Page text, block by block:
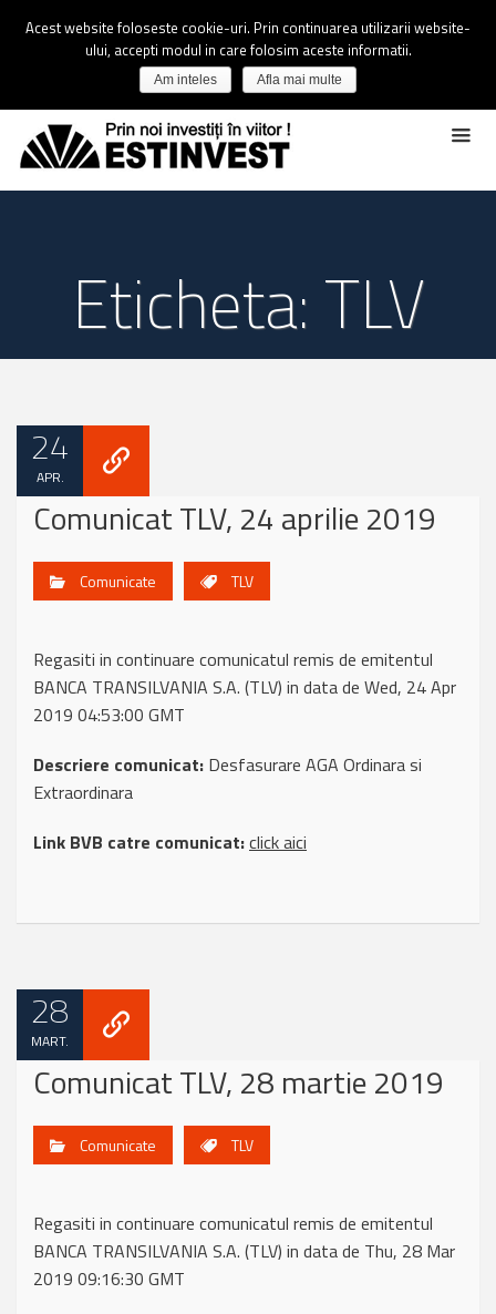
Eticheta: TLV
24
APR.
Comunicat TLV, 24 aprilie 2019
Comunicate TLV
Regasiti in continuare comunicatul remis de emitentul
BANCA TRANSILVANIA S.A. (TLV) in data de Wed, 24 Apr
2019 04:53:00 GMT
Descriere comunicat: Desfasurare AGA Ordinara si
Extraordinara
Link BVB catre comunicat:click aici
28
MART.
Comunicat TLV, 28 martie 2019
Comunicate TLV
Regasiti in continuare comunicatul remis de emitentul
BANCA TRANSILVANIA S.A. (TLV) in data de Thu, 28 Mar
2019 09:16:30 GMT
Acest website foloseste cookie-uri. Prin continuarea utilizarii website-
ului, accepti modul in care folosim aceste informatii.
Am inteles Afla mai multe